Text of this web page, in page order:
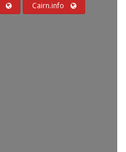
Cairn.info